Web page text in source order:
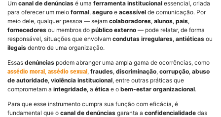
Um canal de denúncias é uma ferramenta institucional essencial, criada
para oferecer um meio formal, seguro e acessível de comunicação. Por
meio dele, qualquer pessoa — sejam colaboradores, alunos, pais,
fornecedores ou membros do público externo — pode relatar, de forma
responsável, situações que envolvam condutas irregulares, antiéticas ou
ilegais dentro de uma organização.
Essas denúncias podem abranger uma ampla gama de ocorrências, como
assédio moral , assédio sexual , fraudes, discriminação, corrupção, abuso
de autoridade, violência institucional, entre outras práticas que
comprometam a integridade, a ética e o bem-estar organizacional.
Para que esse instrumento cumpra sua função com eficácia, é
fundamental que o canal de denúncias garanta a confidencialidade das